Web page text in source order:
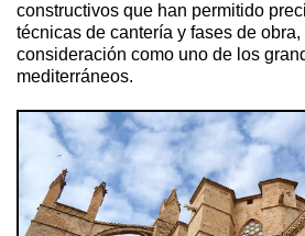
constructivos que han permitido
técnicas de cantería y fases de
consideración como uno de los
mediterráneos.